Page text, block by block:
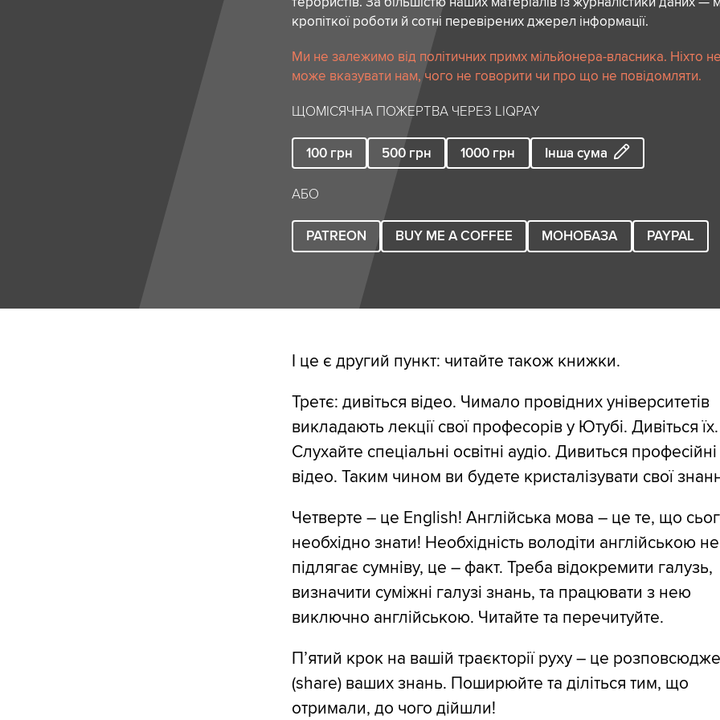
кропіткої роботи й сотні перевірених джерел інформації.
Ми не залежимо від політичних примх мільйонера-власника. Ніхто не
може вказувати нам, чого не говорити чи про що не повідомляти.
ЩОМІСЯЧНА ПОЖЕРТВА ЧЕРЕЗ LIQPAY
100 грн 500 грн 1000 грн Інша сума
АБО
PATREON BUY ME A COFFEE МОНОБАЗА PAYPAL
І це є другий пункт: читайте також книжки.
Третє: дивіться відео. Чимало провідних університетів
викладають лекції свої професорів у Ютубі. Дивіться їх.
Слухайте спеціальні освітні аудіо. Дивиться професійні
відео. Таким чином ви будете кристалізувати свої
Четверте – це English! Англійська мова – це те, що
необхідно знати! Необхідність володіти англійською не
підлягає сумніву, це – факт. Треба відокремити галузь,
визначити суміжні галузі знань, та працювати з нею
виключно англійською. Читайте та перечитуйте.
П’ятий крок на вашій траєкторії руху – це
(share) ваших знань. Поширюйте та діліться тим, що
отримали, до чого дійшли!